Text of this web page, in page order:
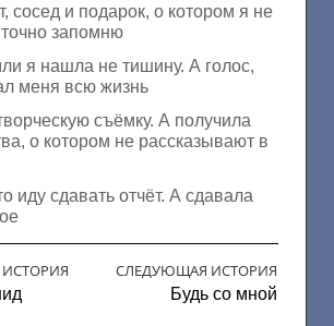
сосед и подарок, о котором я не
запомню
я нашла не тишину. А голос,
меня всю жизнь
съёмку. А получила
о котором не рассказывают в
иду сдавать отчёт. А сдавала
СЛЕДУЮЩАЯ ИСТОРИЯ
Будь со мной